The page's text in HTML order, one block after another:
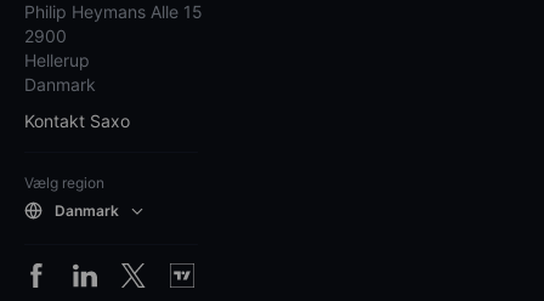
Philip Heymans Alle 15
2900
Hellerup
Danmark
Kontakt Saxo
Vælg region
Danmark